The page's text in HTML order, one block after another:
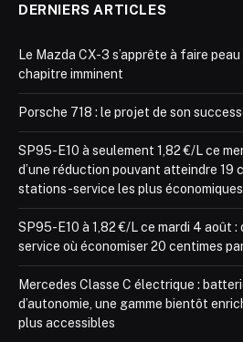
DERNIERS ARTICLES
Le Mazda CX-3 s’apprête à faire
chapitre imminent
Porsche 718 : le projet de son
SP95-E10 à seulement 1,82 €/L ce
d’une réduction pouvant atteindre 19
stations-service les plus économiques
SP95-E10 à 1,82 €/L ce mardi 4 août
service où économiser 20 centimes
Mercedes Classe C électrique :
d’autonomie, une gamme bientôt
plus accessibles